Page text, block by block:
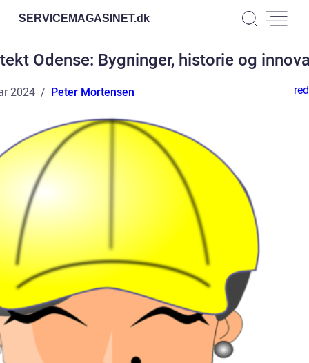
SERVICEMAGASINET.dk
Odense: Bygninger, historie og
2024 Peter Mortensen